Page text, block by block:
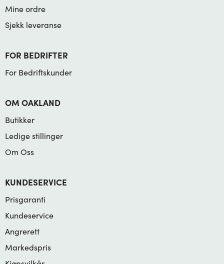
Mine ordre
Sjekk leveranse
FOR BEDRIFTER
For Bedriftskunder
OM OAKLAND
Butikker
Ledige stillinger
Om Oss
KUNDESERVICE
Prisgaranti
Kundeservice
Angrerett
Markedspris